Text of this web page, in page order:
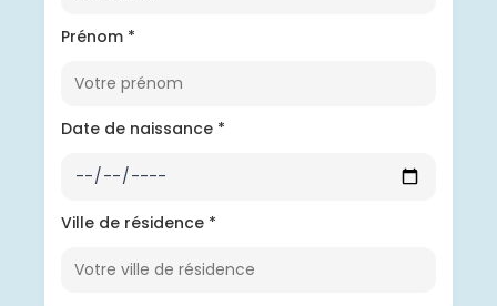
Prénom *
Date de naissance *
Ville de résidence *